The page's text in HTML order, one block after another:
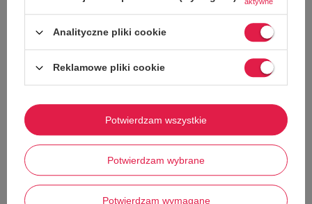
W PROMOCJI
Sukienka damska Naf Naf Palou
gładka mała czarna r. S
Naf Naf
Cena katalogowa:
99,00 zł
Najniższa cena z 30 dni przed obniżką:
58%
W PROMOCJI
Sukienka damska Naf Naf Keysia
New gładka przed kolano r. S
Naf Naf
108,00 zł
Najniższa cena z 30 dni przed obniżką:
Analityczne pliki cookie
Reklamowe pliki cookie
Potwierdzam wybrane
Potwierdzam wymagane
Potwierdzam wszystkie